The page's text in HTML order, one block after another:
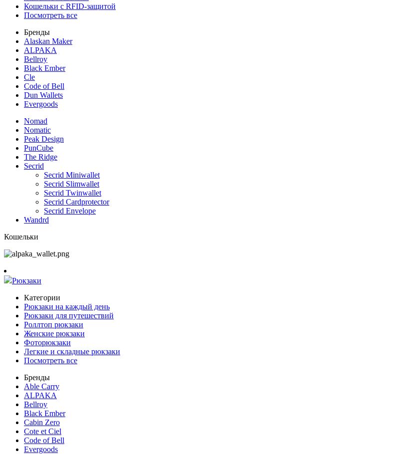
Кошельки с RFID-защитой
Посмотреть все
Бренды
Alaskan Maker
ALPAKA
Bellroy
Black Ember
Cle
Code of Bell
Dun Wallets
Evergoods
Nomad
Nomatic
Peak Design
PunCube
The Ridge
Secrid
Secrid Miniwallet
Secrid Slimwallet
Secrid Twinwallet
Secrid Cardprotector
Secrid Envelope
Wandrd
Кошельки
Рюкзаки
Категории
Рюкзаки на каждый день
Рюкзаки для путешествий
Роллтоп рюкзаки
Женские рюкзаки
Фоторюкзаки
Легкие и складные рюкзаки
Посмотреть все
Бренды
Able Carry
ALPAKA
Bellroy
Black Ember
Cabin Zero
Cote et Ciel
Code of Bell
Evergoods